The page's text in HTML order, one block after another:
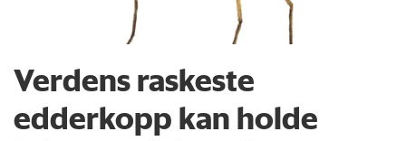
Verdens raskeste
edderkopp kan holde